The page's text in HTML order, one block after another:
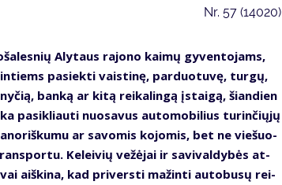
Nr. 57 (14020)
Aly­taus ra­jo­no kai­mų gy­ven­to­jams,
pa­siek­ti vais­ti­nę, par­duo­tu­vę, tur­gų,
ban­ką ar ki­tą rei­ka­lin­gą įstai­gą, šian­dien
pa­si­kliau­ti nuo­sa­vus au­to­mo­bi­lius tu­rin­čiųjų
ar sa­vo­mis ko­jo­mis, bet ne vie­šuo­
Ke­lei­vių ve­žė­jai ir sa­vi­val­dy­bės at­
aiš­ki­na, kad pri­vers­ti ma­žin­ti au­to­bu­sų rei­